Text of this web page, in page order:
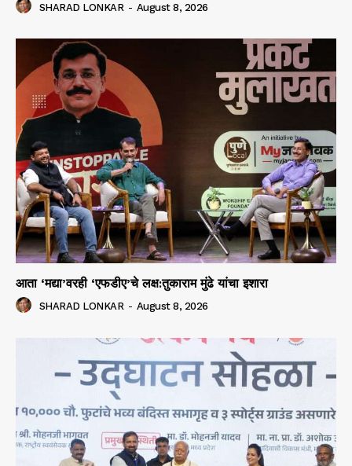
SHARAD LONKAR - August 8, 2026
आता ‘मद्या’वरही ‘एफडीए’चे लक्ष:तुकाराम मुंढे यांचा इशारा
SHARAD LONKAR - August 8, 2026